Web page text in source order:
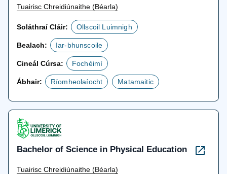
Tuairisc Chreidiúnaithe (Béarla)
Soláthraí Cláir: Ollscoil Luimnigh
Bealach: Iar-bhunscoile
Cineál Cúrsa: Fochéimí
Ábhair: Ríomheolaíocht Matamaitic
Bachelor of Science in Physical Education
Tuairisc Chreidiúnaithe (Béarla)